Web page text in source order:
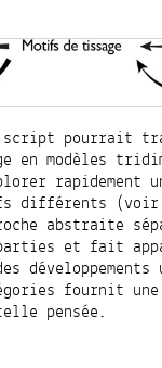
script pourrait
en modèles
rapidement
différents (voir
abstraite
et fait
fournit une
pensée.